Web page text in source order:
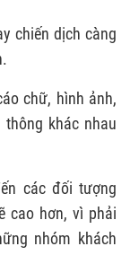
chiến dịch càng
chữ, hình ảnh,
khác nhau
các đối tượng
cao hơn, vì phải
nhóm khách